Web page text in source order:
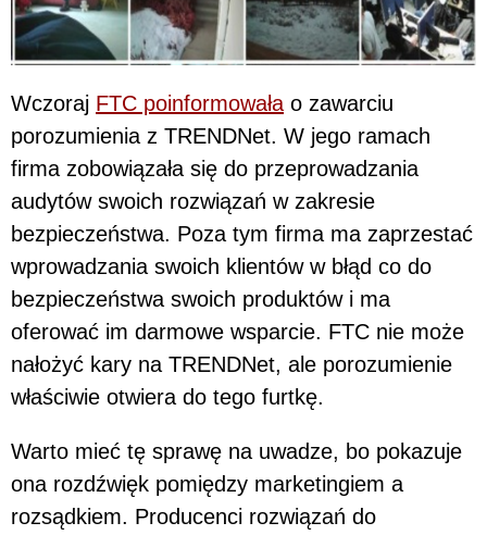
Wczoraj FTC poinformowała o zawarciu
porozumienia z TRENDNet. W jego ramach
firma zobowiązała się do przeprowadzania
audytów swoich rozwiązań w zakresie
bezpieczeństwa. Poza tym firma ma zaprzestać
wprowadzania swoich klientów w błąd co do
bezpieczeństwa swoich produktów i ma
oferować im darmowe wsparcie. FTC nie może
nałożyć kary na TRENDNet, ale porozumienie
właściwie otwiera do tego furtkę.
Warto mieć tę sprawę na uwadze, bo pokazuje
ona rozdźwięk pomiędzy marketingiem a
rozsądkiem. Producenci rozwiązań do